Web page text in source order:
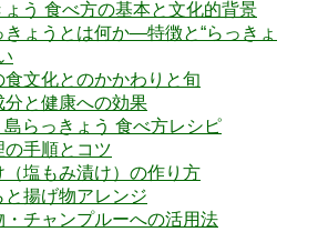
う 食べ方の基本と文化的背景
きょうとは何か―特徴と“らっきょ
食文化とのかかわりと旬
分と健康への効果
らっきょう 食べ方レシピ
の手順とコツ
（塩もみ漬け）の作り方
と揚げ物アレンジ
・チャンプルーへの活用法